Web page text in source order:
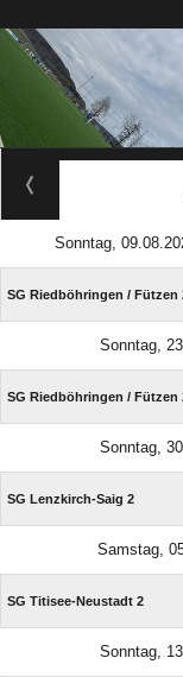
Sonntag,
SG Riedböhringen /​ Fützen
Sonntag,
SG Riedböhringen /​ Fützen
Sonntag,
SG Lenzkirch-Saig 2
Samstag,
SG Titisee-Neustadt 2
Sonntag,